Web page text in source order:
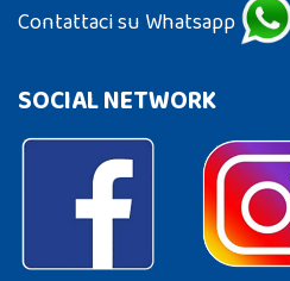
Contattaci su Whatsapp
SOCIAL NETWORK